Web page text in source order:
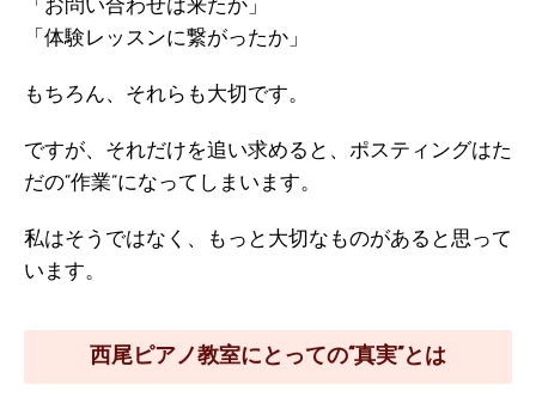
「お問い合わせは来たか」
「体験レッスンに繋がったか」
もちろん、それらも大切です。
ですが、それだけを追い求めると、ポスティングはた
だの“作業”になってしまいます。
私はそうではなく、もっと大切なものがあると思って
います。
西尾ピアノ教室にとっての“真実”とは